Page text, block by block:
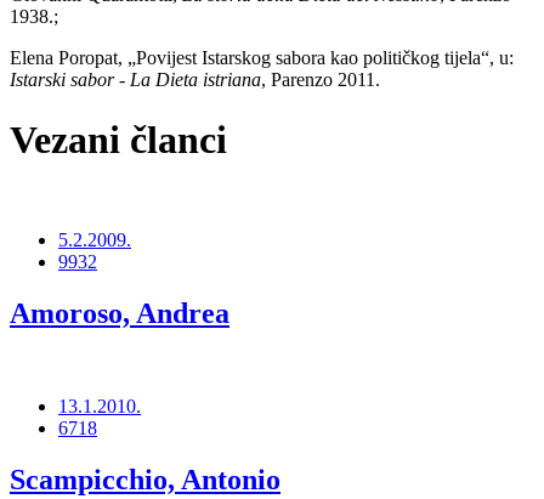
1938.;
Elena Poropat, „Povijest Istarskog sabora kao političkog tijela“, u:
Istarski sabor - La Dieta istriana, Parenzo 2011.
Vezani članci
5.2.2009.
9932
Amoroso, Andrea
13.1.2010.
6718
Scampicchio, Antonio